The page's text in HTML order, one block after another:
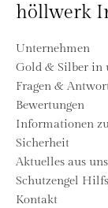
höllwerk
Unternehmen
Gold & Silber in
Fragen &
Bewertungen
Informationen
Sicherheit
Aktuelles aus
Schutzengel
Kontakt